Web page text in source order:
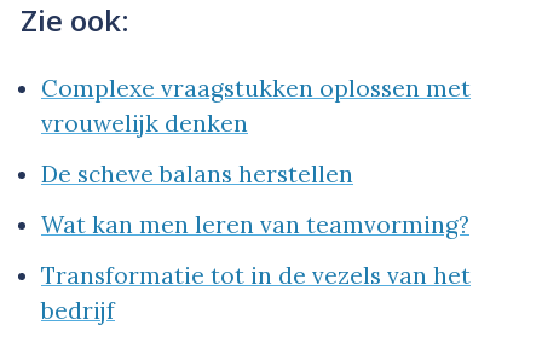
Zie ook:
Complexe vraagstukken oplossen met
vrouwelijk denken
De scheve balans herstellen
Wat kan men leren van teamvorming?
Transformatie tot in de vezels van het
bedrijf